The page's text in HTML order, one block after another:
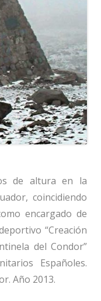
de altura en la
coincidiendo
encargado de
“Creación
del Condor”
Españoles.
Año 2013.